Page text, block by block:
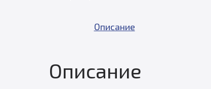
Описание
Описание